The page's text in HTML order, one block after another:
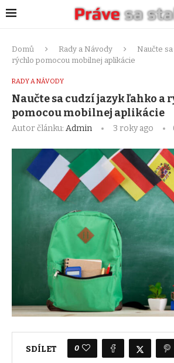
Domů Rady a Návody
Naučte
rýchlo pomocou mobilnej aplikácie
RADY A NÁVODY
Naučte sa cudzí jazyk ľahko a
pomocou mobilnej aplikácie
Autor článku: Admin 3 roky ago
SDÍLET 0